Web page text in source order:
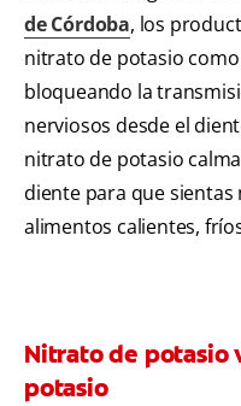
de Córdoba, los
nitrato de potasio
bloqueando la
nerviosos desde el
nitrato de potasio
diente para que
alimentos calientes,
Nitrato de potasio
potasio